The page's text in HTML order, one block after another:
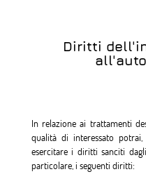
Diritti
In relazione ai trattamenti
qualità di interessato
esercitare i diritti sanciti
particolare, i seguenti diritti: